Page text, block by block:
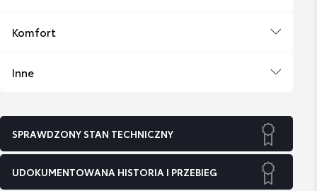
Komfort
Inne
SPRAWDZONY STAN TECHNICZNY
UDOKUMENTOWANA HISTORIA I PRZEBIEG